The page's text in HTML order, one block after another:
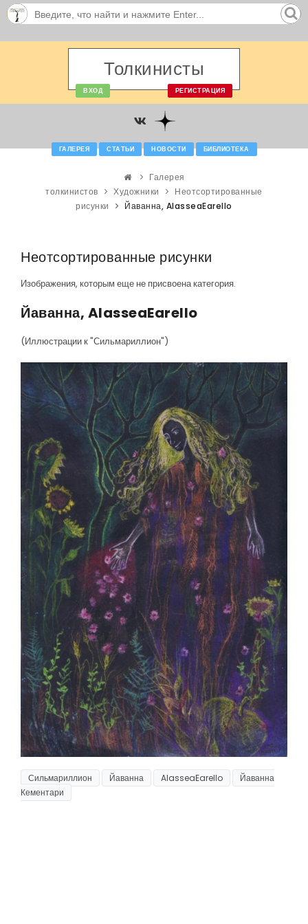
Толкинисты
ВХОД РЕГИСТРАЦИЯ
ГАЛЕРЕЯ СТАТЬИ НОВОСТИ БИБЛИОТЕКА
Галерея
толкинистов
Художники
Неотсортированные
рисунки
Йаванна, AlasseaEarello
Неотсортированные рисунки
Изображения, которым еще не присвоена категория.
Йаванна, AlasseaEarello
(Иллюстрации к "Сильмариллион")
Сильмариллион Йаванна AlasseaEarello
Йаванна
Кементари